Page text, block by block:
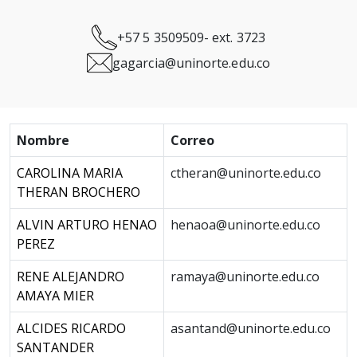
+57 5 3509509- ext. 3723
gagarcia@uninorte.edu.co
Nombre
Correo
CAROLINA MARIA
THERAN BROCHERO
ctheran@uninorte.edu.co
ALVIN ARTURO HENAO
PEREZ
henaoa@uninorte.edu.co
RENE ALEJANDRO
AMAYA MIER
ramaya@uninorte.edu.co
ALCIDES RICARDO
SANTANDER
asantand@uninorte.edu.co